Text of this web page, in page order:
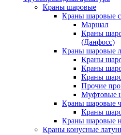
Краны шаровые
Краны шаровые
Маршал
Краны
(Данфосс)
Краны шаровые
Краны
Краны
Краны
Прочие
Муфтовые
Краны шаровые
Краны
Краны шаровые
Краны конусные